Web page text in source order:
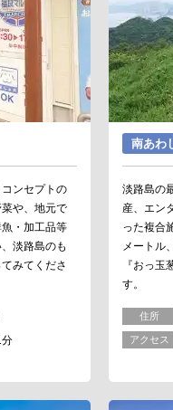
コンセプトの
や、地元で
・加工品等
淡路島のも
みてくださ
南あわ
淡路島の
産、エン
った複合
メートル
『おっ
す。
住所
アクセス